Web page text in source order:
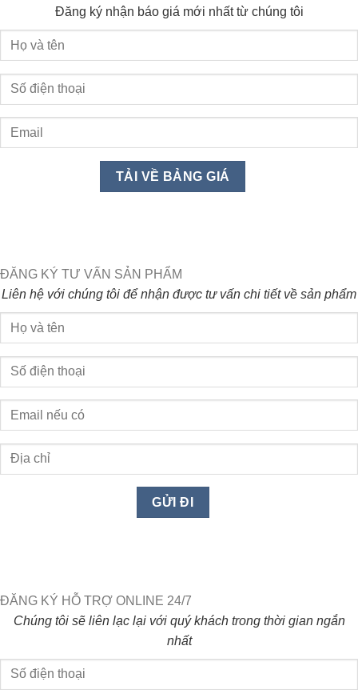
Đăng ký nhận báo giá mới nhất từ chúng tôi
ĐĂNG KÝ TƯ VẤN SẢN PHẨM
Liên hệ với chúng tôi để nhận được tư vấn chi tiết về sản phẩm
ĐĂNG KÝ HỖ TRỢ ONLINE 24/7
Chúng tôi sẽ liên lạc lại với quý khách trong thời gian ngắn
nhất